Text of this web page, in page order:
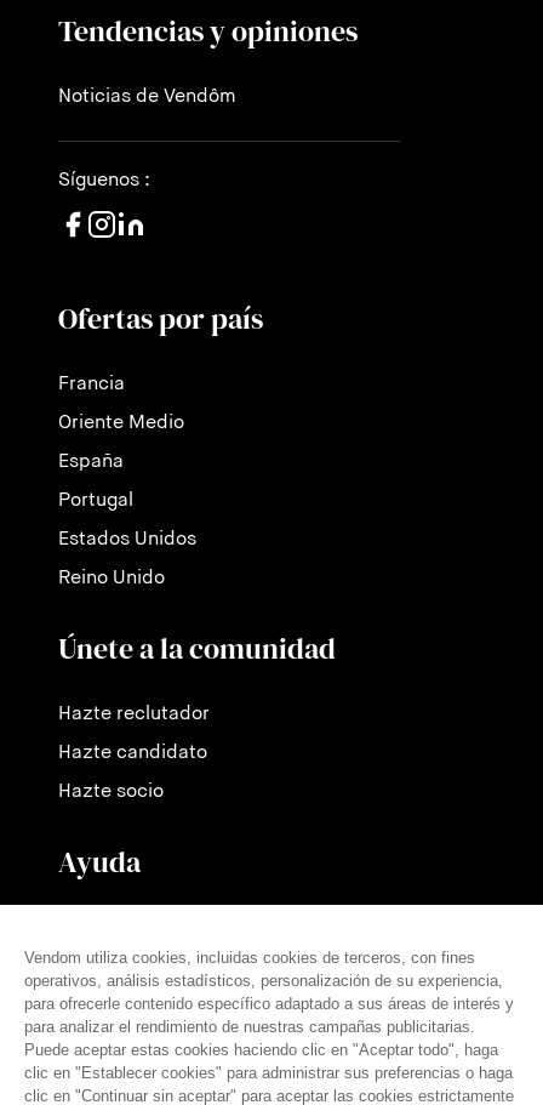
Tendencias y opiniones
Noticias de Vendôm
Síguenos :
Ofertas por país
Francia
Oriente Medio
España
Portugal
Estados Unidos
Reino Unido
Únete a la comunidad
Hazte reclutador
Hazte candidato
Hazte socio
Ayuda
Nuestras tarifas
Preguntas frecuentes
Prensa